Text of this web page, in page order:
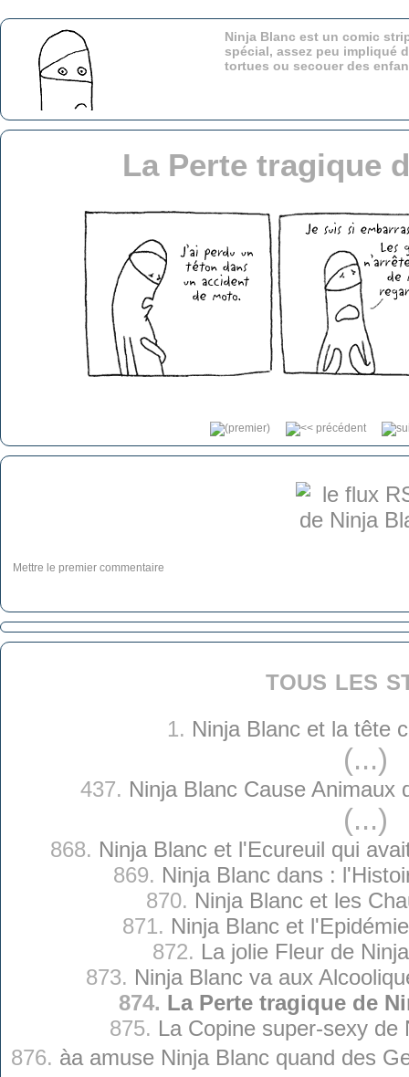
Ninja Blanc est un comic
spécial, assez peu impliqué
tortues ou secouer des
La Perte tragique
Mettre le premier commentaire
tous les
1. Ninja Blanc et la tête
(...)
437. Ninja Blanc Cause Animaux
(...)
868. Ninja Blanc et l'Ecureuil qui
869. Ninja Blanc dans :
870. Ninja Blanc et les
871. Ninja Blanc et
872. La jolie Fleur de
873. Ninja Blanc va aux
874. La Perte tragique de
875. La Copine super-sexy de
876. àa amuse Ninja Blanc quand des